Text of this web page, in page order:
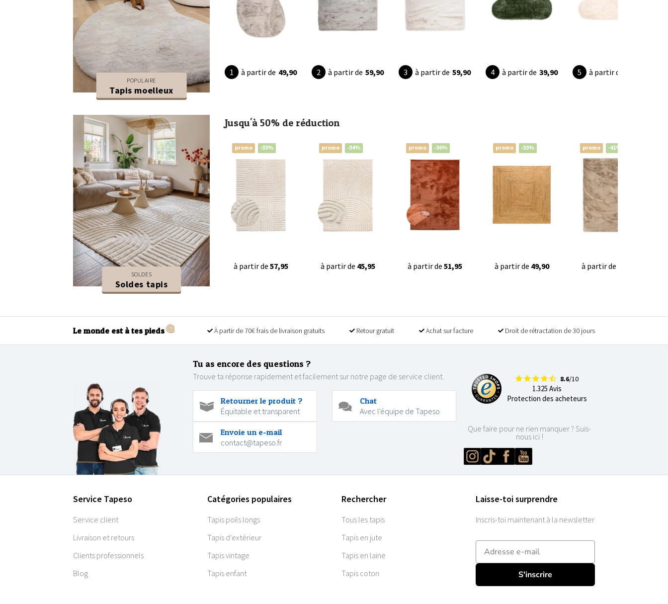
POPULAIRE
Tapis moelleux
à partir de 49,90 à partir de 59,90 à partir de 59,90 à partir de 39,90 à partir de
SOLDES
Soldes tapis
Jusqu'à 50% de réduction
promo -33%
à partir de 57,95
promo -34%
à partir de 45,95
promo -36%
à partir de 51,95
promo -33%
à partir de 49,90
promo -41%
à partir de
Le monde est à tes pieds À partir de 70€ frais de livraison gratuits Retour gratuit Achat sur facture Droit de rétractation de 30 jours
Tu as encore des questions ?
Trouve ta réponse rapidement et facilement sur notre page de service client.
Retourner le produit ?
Équitable et transparent
Chat
Avec l'équipe de Tapeso
Envoie un e-mail
contact@tapeso.fr
8.6/10
1.325 Avis
Protection des acheteurs
Que faire pour ne rien manquer ? Suis-
nous ici !
Service Tapeso
Service client
Livraison et retours
Clients professionnels
Blog
Catégories populaires
Tapis poils longs
Tapis d’extérieur
Tapis vintage
Tapis enfant
Rechercher
Tous les tapis
Tapis en jute
Tapis en laine
Tapis coton
Laisse-toi surprendre
Inscris-toi maintenant à la newsletter
E-mailadres
S'inscrire